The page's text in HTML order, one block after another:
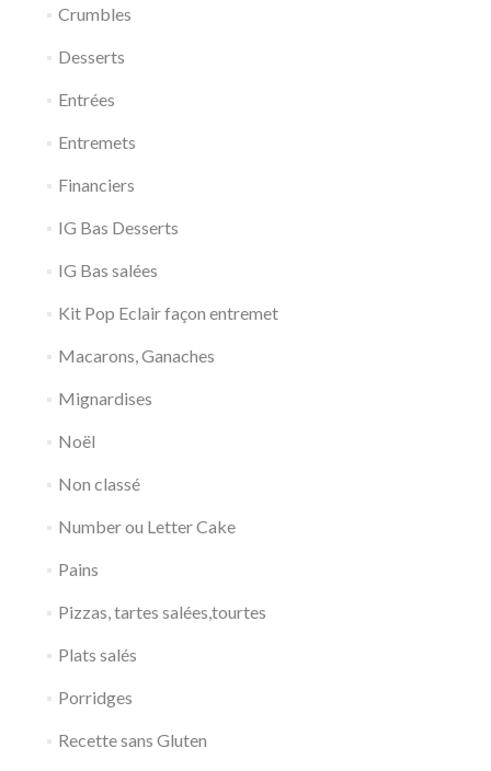
Crumbles
Desserts
Entrées
Entremets
Financiers
IG Bas Desserts
IG Bas salées
Kit Pop Eclair façon entremet
Macarons, Ganaches
Mignardises
Noël
Non classé
Number ou Letter Cake
Pains
Pizzas, tartes salées,tourtes
Plats salés
Porridges
Recette sans Gluten